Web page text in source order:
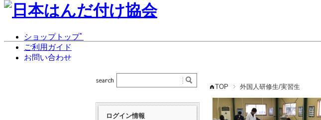
TOP 外国人研修生/実習生
ログイン情報